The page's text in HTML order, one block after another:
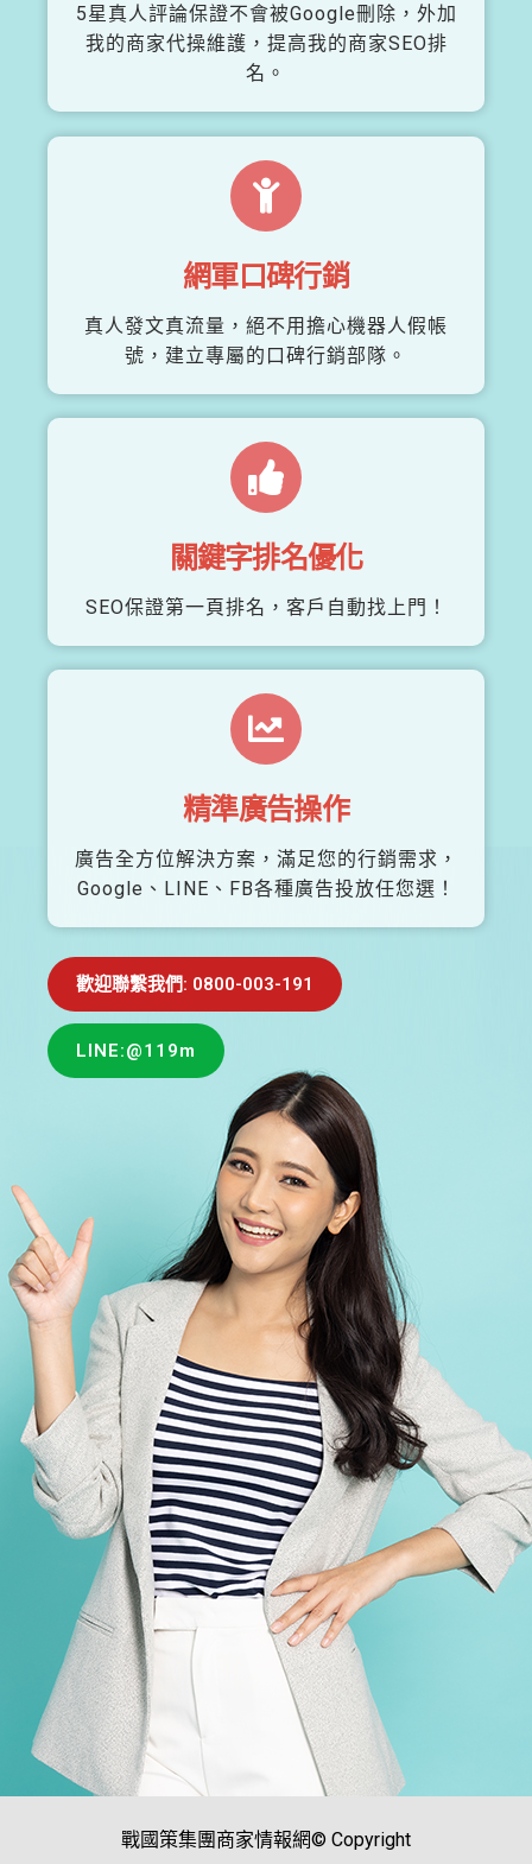
5星真人評論保證不會被Google刪除，外加
我的商家代操維護，提高我的商家SEO排
名。
網軍口碑行銷
真人發文真流量，絕不用擔心機器人假帳
號，建立專屬的口碑行銷部隊。
關鍵字排名優化
SEO保證第一頁排名，客戶自動找上門！
精準廣告操作
廣告全方位解決方案，滿足您的行銷需求，
Google、LINE、FB各種廣告投放任您選！
歡迎聯繫我們: 0800-003-191
LINE:@119m
戰國策集團商家情報網© Copyright